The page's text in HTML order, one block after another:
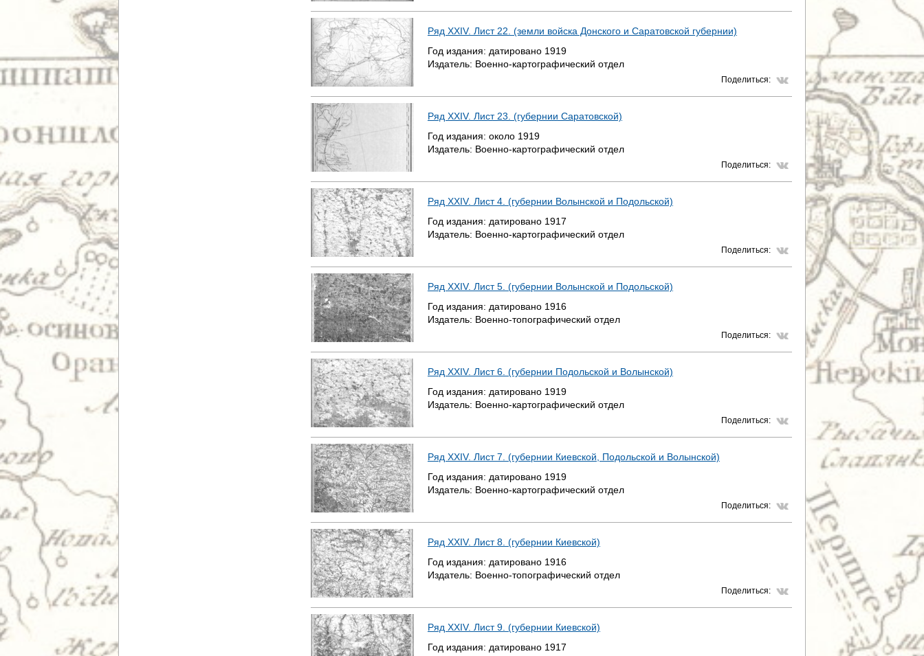
Ряд XXIV. Лист 22. (земли войска Донского и Саратовской губернии)
Год издания: датировано 1919
Издатель: Военно-картографический отдел
Поделиться:
Ряд XXIV. Лист 23. (губернии Саратовской)
Год издания: около 1919
Издатель: Военно-картографический отдел
Поделиться:
Ряд XXIV. Лист 4. (губернии Волынской и Подольской)
Год издания: датировано 1917
Издатель: Военно-картографический отдел
Поделиться:
Ряд XXIV. Лист 5. (губернии Волынской и Подольской)
Год издания: датировано 1916
Издатель: Военно-топографический отдел
Поделиться:
Ряд XXIV. Лист 6. (губернии Подольской и Волынской)
Год издания: датировано 1919
Издатель: Военно-картографический отдел
Поделиться:
Ряд XXIV. Лист 7. (губернии Киевской, Подольской и Волынской)
Год издания: датировано 1919
Издатель: Военно-картографический отдел
Поделиться:
Ряд XXIV. Лист 8. (губернии Киевской)
Год издания: датировано 1916
Издатель: Военно-топографический отдел
Поделиться:
Ряд XXIV. Лист 9. (губернии Киевской)
Год издания: датировано 1917